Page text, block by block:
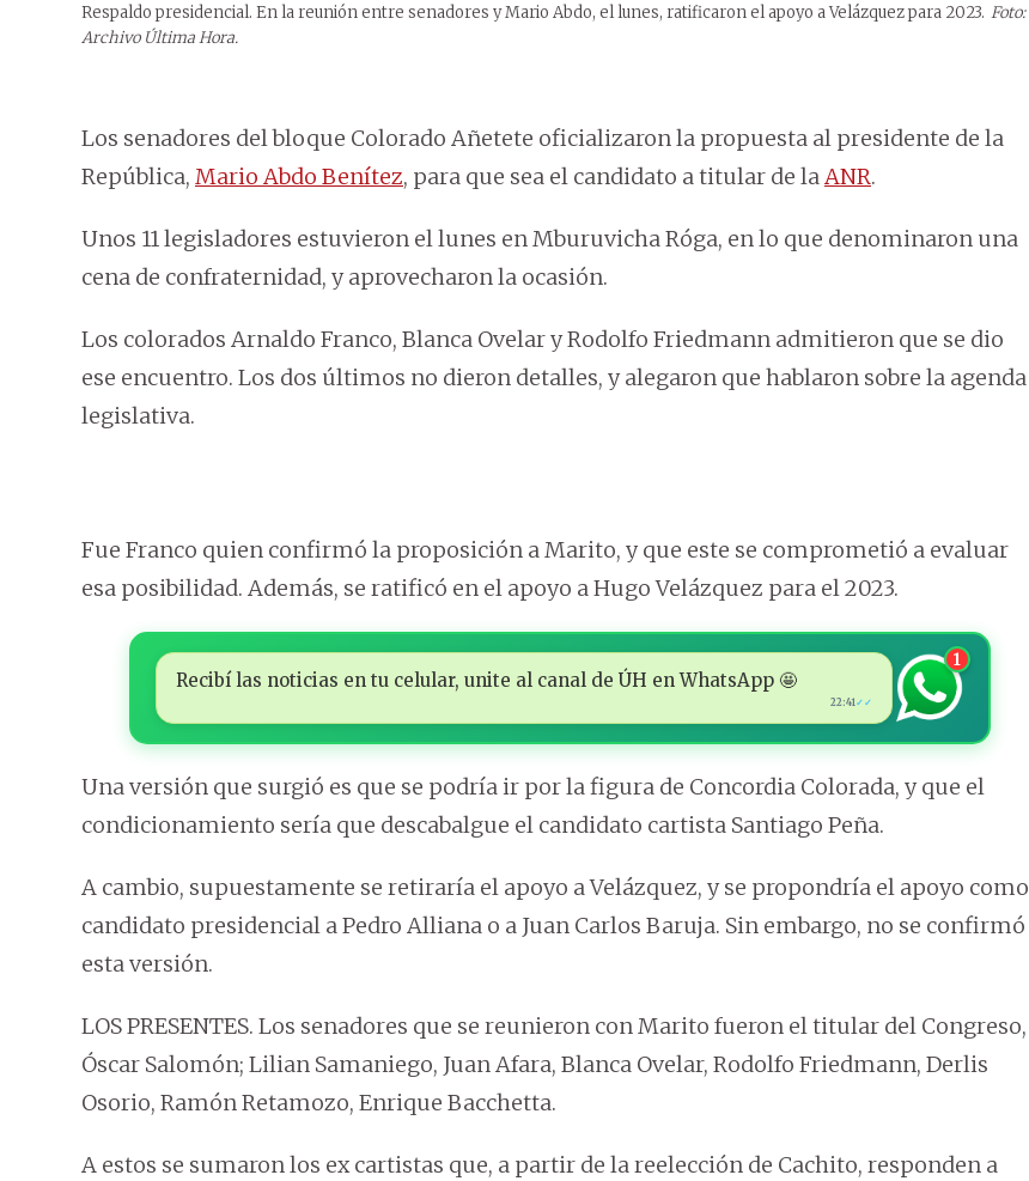
Respaldo presidencial. En la reunión entre senadores y Mario Abdo, el lunes, ratificaron el apoyo a Velázquez para 2023. Foto:
Archivo Última Hora.
Los senadores del bloque Colorado Añetete oficializaron la propuesta al presidente de la
República, Mario Abdo Benítez, para que sea el candidato a titular de laANR.
Unos 11 legisladores estuvieron el lunes en Mburuvicha Róga, en lo que denominaron una
cena de confraternidad, y aprovecharon la ocasión.
Los colorados Arnaldo Franco, Blanca Ovelar y Rodolfo Friedmann admitieron que se dio
ese encuentro. Los dos últimos no dieron detalles, y alegaron que hablaron sobre la agenda
legislativa.
Fue Franco quien confirmó la proposición a Marito, y que este se comprometió a evaluar
esa posibilidad. Además, se ratificó en el apoyo a Hugo Velázquez para el 2023.
Recibí las noticias en tu celular, unite al canal de ÚH en WhatsApp 🤩
22:41✓✓
1
Una versión que surgió es que se podría ir por la figura de Concordia Colorada, y que el
condicionamiento sería que descabalgue el candidato cartista Santiago Peña.
A cambio, supuestamente se retiraría el apoyo a Velázquez, y se propondría el apoyo como
candidato presidencial a Pedro Alliana o a Juan Carlos Baruja. Sin embargo, no se confirmó
esta versión.
LOS PRESENTES. Los senadores que se reunieron con Marito fueron el titular del Congreso,
Óscar Salomón; Lilian Samaniego, Juan Afara, Blanca Ovelar, Rodolfo Friedmann, Derlis
Osorio, Ramón Retamozo, Enrique Bacchetta.
A estos se sumaron los ex cartistas que, a partir de la reelección de Cachito, responden a